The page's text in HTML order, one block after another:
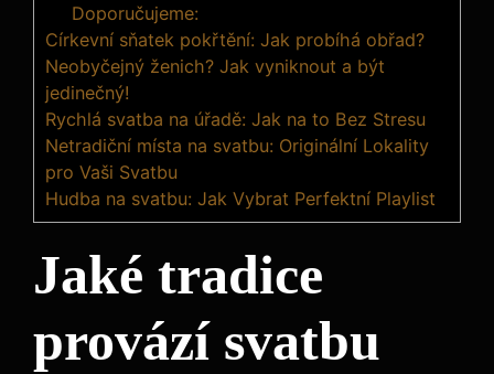
Doporučujeme:
Církevní sňatek pokřtění: Jak probíhá obřad?
Neobyčejný ženich? Jak vyniknout a být
jedinečný!
Rychlá svatba na úřadě: Jak na to Bez Stresu
Netradiční místa na svatbu: Originální Lokality
pro Vaši Svatbu
Hudba na svatbu: Jak Vybrat Perfektní Playlist
Jaké tradice
provází svatbu